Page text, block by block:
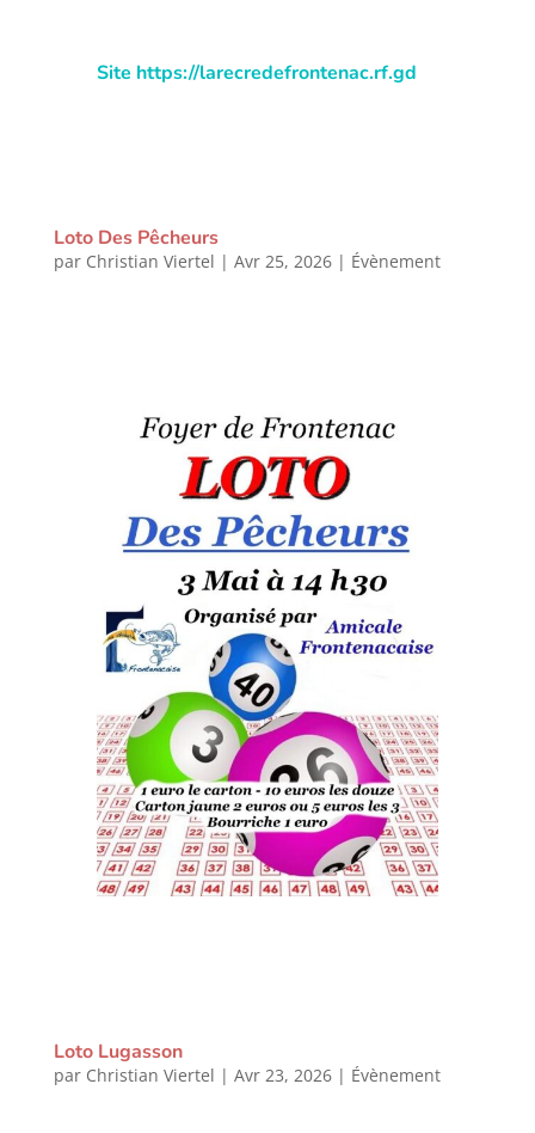
Site https://larecredefrontenac.rf.gd
Loto Des Pêcheurs
par Christian Viertel | Avr 25, 2026| Évènement
Loto Lugasson
par Christian Viertel | Avr 23, 2026| Évènement